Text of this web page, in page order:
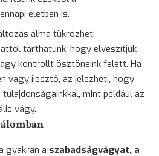
életben is.
álma tükrözheti
tarthatunk, hogy elveszítjük
kontrollt ösztöneink felett. Ha
vagy ijesztő, az jelezheti, hogy
tulajdonságainkkal, mint például az
vágy.
gyakran a szabadságvágyat, a